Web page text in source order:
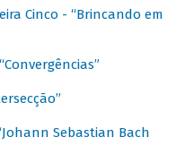
Cinco - “Brincando em
Sebastian Bach